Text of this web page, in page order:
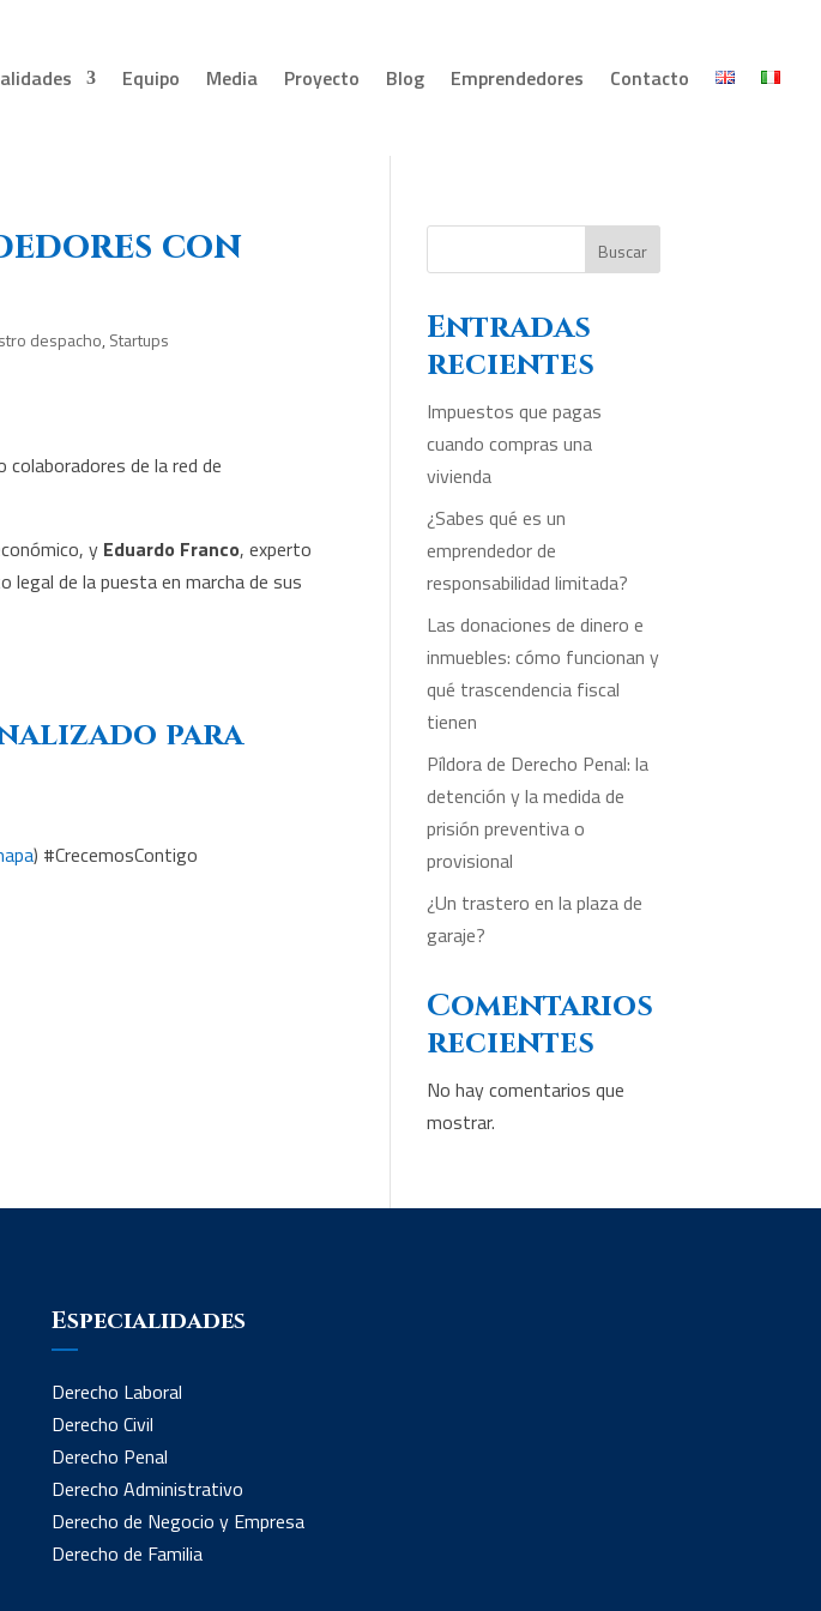
Equipo Media Proyecto Blog Emprendedores Contacto
con
despacho,Startups
de la red de
y Eduardo Franco, experto
legal de la puesta en marcha de sus
para
) #CrecemosContigo
Buscar
Entradas
recientes
Impuestos que pagas
cuando compras una
vivienda
¿Sabes qué es un
emprendedor de
responsabilidad limitada?
Las donaciones de dinero e
inmuebles: cómo funcionan y
qué trascendencia fiscal
tienen
Píldora de Derecho Penal: la
detención y la medida de
prisión preventiva o
provisional
¿Un trastero en la plaza de
garaje?
Comentarios
recientes
No hay comentarios que
mostrar.
Especialidades
Derecho Laboral
Derecho Civil
Derecho Penal
Derecho Administrativo
Derecho de Negocio y Empresa
Derecho de Familia